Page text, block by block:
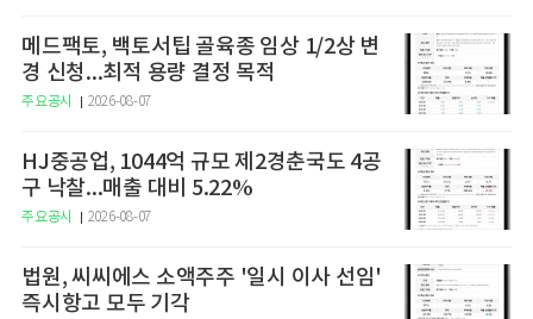
메드팩토, 백토서팁 골육종 임상 1/2상 변
경 신청...최적 용량 결정 목적
주요공시 2026-08-07
HJ중공업, 1044억 규모 제2경춘국도 4공
구 낙찰...매출 대비 5.22%
주요공시 2026-08-07
법원, 씨씨에스 소액주주 '일시 이사 선임'
즉시항고 모두 기각